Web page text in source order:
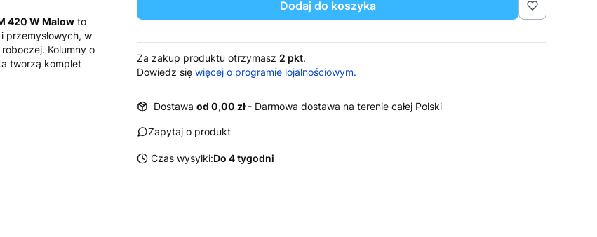
420 W Malow to
w
Kolumny o
tworzą komplet
Dodaj do koszyka
Za zakup produktu otrzymasz 2 pkt.
Dowiedz się więcej o programie lojalnościowym.
Dostawa od 0,00 zł - Darmowa dostawa na terenie całej Polski
Zapytaj o produkt
Czas wysyłki:Do 4 tygodni